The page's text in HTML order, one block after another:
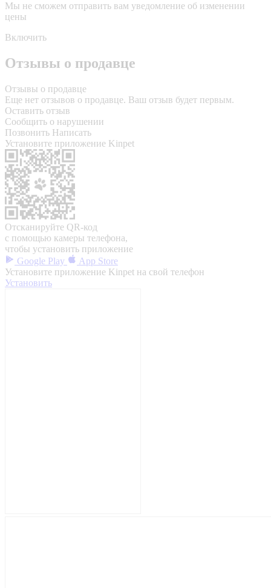
Мы не сможем отправить вам уведомление об изменении
цены
Включить
Отзывы о продавце
Отзывы о продавце
Еще нет отзывов о продавце. Ваш отзыв будет первым.
Оставить отзыв
Сообщить о нарушении
Позвонить Написать
Установите приложение Kinpet
Отсканируйте QR-код
с помощью камеры телефона,
чтобы установить приложение
Google Play
App Store
Установите приложение Kinpet на свой телефон
Установить